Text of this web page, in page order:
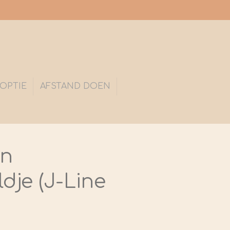
AFSTAND DOEN
(J-Line